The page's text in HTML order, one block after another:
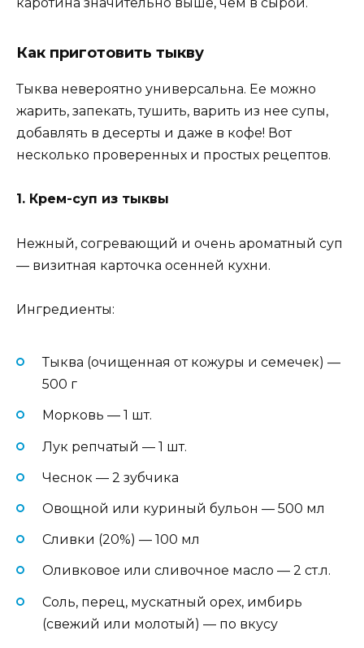
Как приготовить тыкву
Тыква невероятно универсальна. Ее можно
жарить, запекать, тушить, варить из нее супы,
добавлять в десерты и даже в кофе! Вот
несколько проверенных и простых рецептов.
1. Крем-суп из тыквы
Нежный, согревающий и очень ароматный суп
— визитная карточка осенней кухни.
Ингредиенты:
Тыква (очищенная от кожуры и семечек) —
500 г
Морковь — 1 шт.
Лук репчатый — 1 шт.
Чеснок — 2 зубчика
Овощной или куриный бульон — 500 мл
Сливки (20%) — 100 мл
Оливковое или сливочное масло — 2 ст.л.
Соль, перец, мускатный орех, имбирь
(свежий или молотый) — по вкусу